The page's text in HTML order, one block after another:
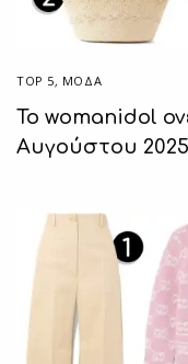
TOP 5, ΜΟΔΑ
To womanidol
Αυγούστου 2025